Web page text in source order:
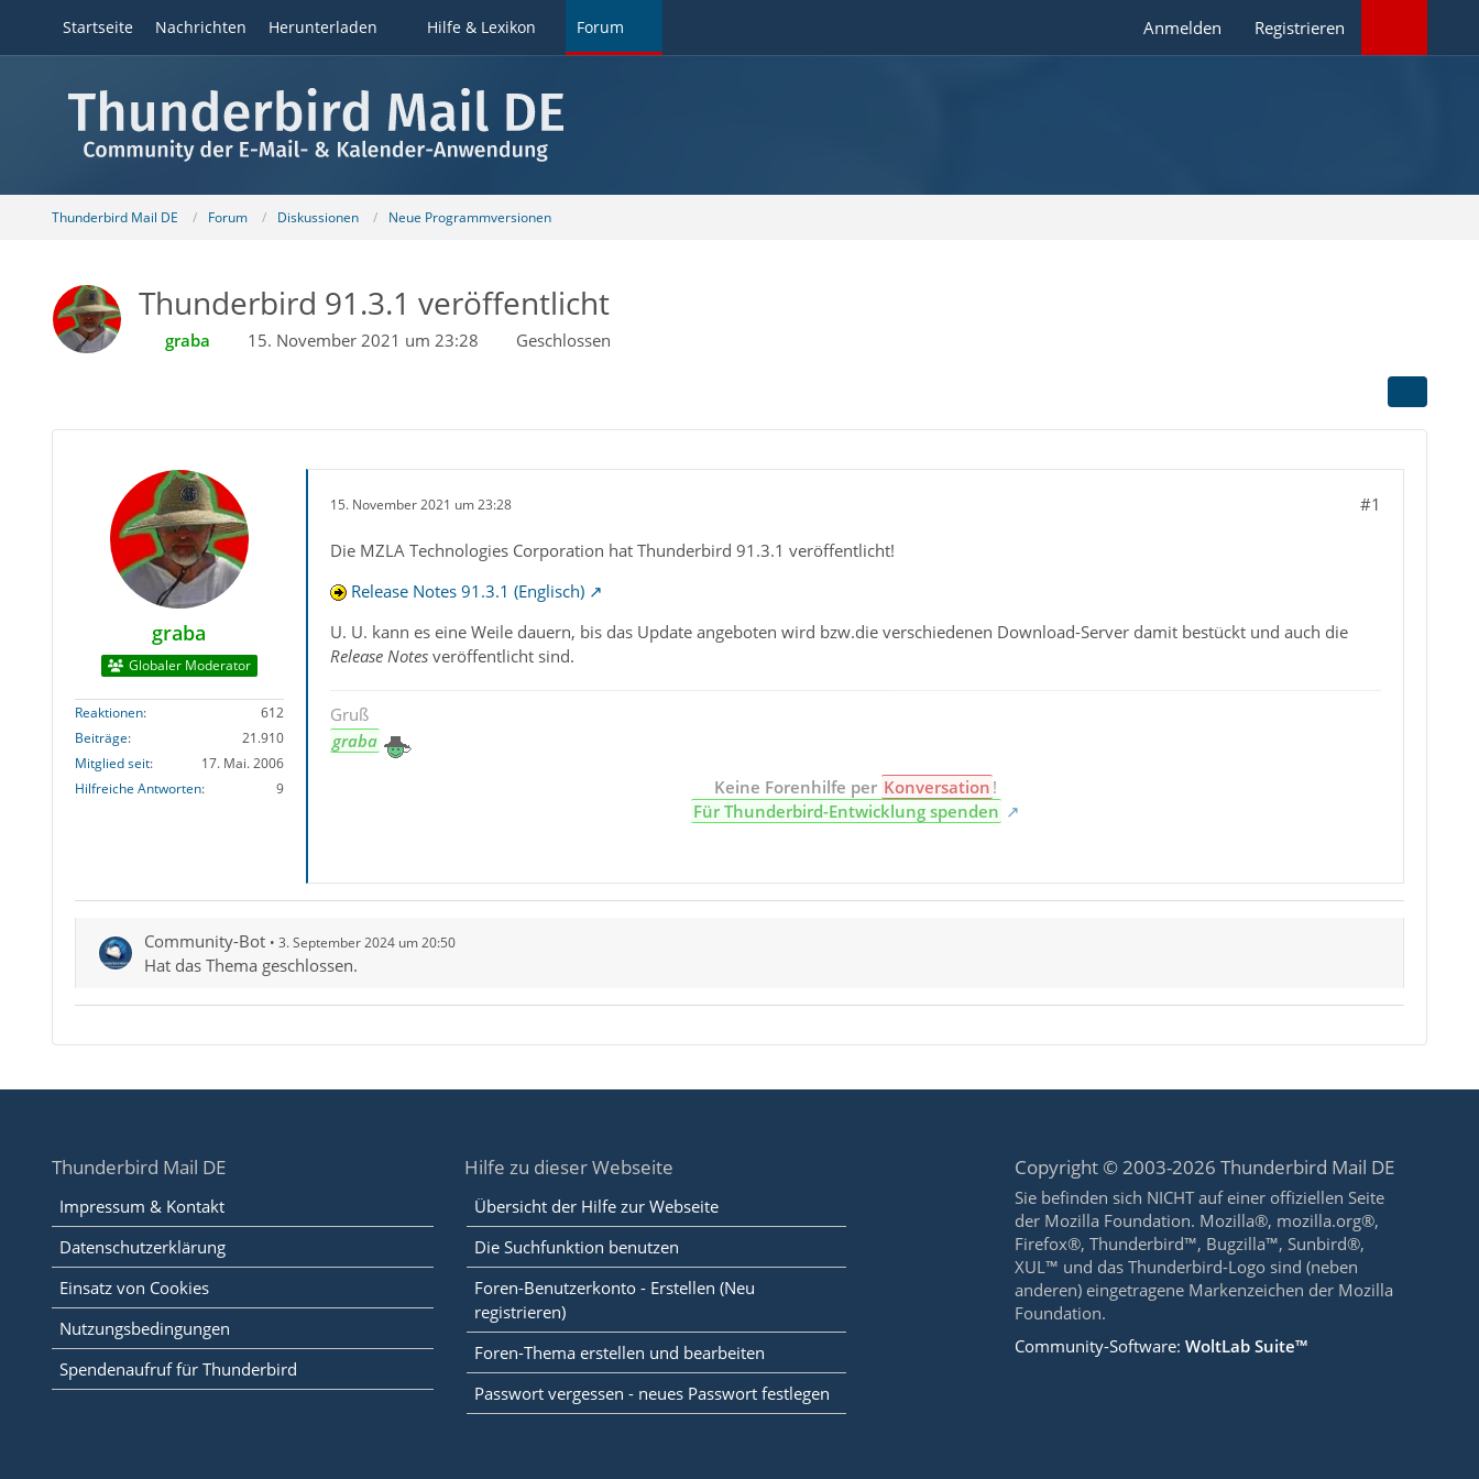
Startseite Nachrichten Herunterladen Hilfe & Lexikon Forum Anmelden Registrieren
Thunderbird Mail DE Forum Diskussionen Neue Programmversionen
Thunderbird 91.3.1 veröffentlicht
graba 15. November 2021 um 23:28 Geschlossen
graba
Globaler Moderator
Reaktionen
612
Beiträge
21.910
Mitglied seit
17. Mai. 2006
Hilfreiche Antworten
9
15. November 2021 um 23:28 #1
Die MZLA Technologies Corporation hat Thunderbird 91.3.1 veröffentlicht!
Release Notes 91.3.1 (Englisch)
U. U. kann es eine Weile dauern, bis das Update angeboten wird bzw.die verschiedenen Download-Server damit bestückt und auch die
Release Notesveröffentlicht sind.
Gruß
graba
Keine Forenhilfe per Konversation !
Für Thunderbird-Entwicklung spenden
Community-Bot 3. September 2024 um 20:50
Hat das Thema geschlossen.
Thunderbird Mail DE
Impressum & Kontakt
Datenschutzerklärung
Einsatz von Cookies
Nutzungsbedingungen
Spendenaufruf für Thunderbird
Hilfe zu dieser Webseite
Übersicht der Hilfe zur Webseite
Die Suchfunktion benutzen
Foren-Benutzerkonto - Erstellen (Neu
registrieren)
Foren-Thema erstellen und bearbeiten
Passwort vergessen - neues Passwort festlegen
Copyright © 2003-2026 Thunderbird Mail DE
Sie befinden sich NICHT auf einer offiziellen Seite
der Mozilla Foundation. Mozilla®, mozilla.org®,
Firefox®, Thunderbird™, Bugzilla™, Sunbird®,
XUL™ und das Thunderbird-Logo sind (neben
anderen) eingetragene Markenzeichen der Mozilla
Foundation.
Community-Software:WoltLab Suite™